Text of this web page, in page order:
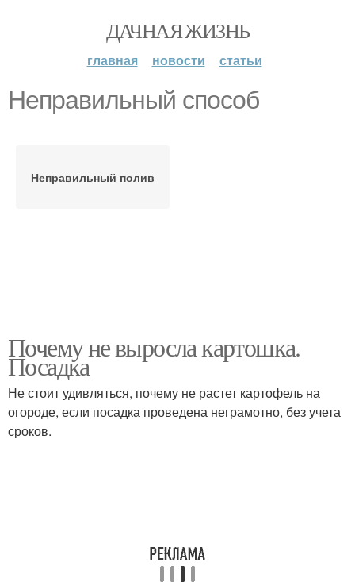
ДАЧНАЯ ЖИЗНЬ
главная новости статьи
Неправильный способ
Неправильный полив
Почему не выросла картошка.
Посадка
Не стоит удивляться, почему не растет картофель на
огороде, если посадка проведена неграмотно, без учета
сроков.